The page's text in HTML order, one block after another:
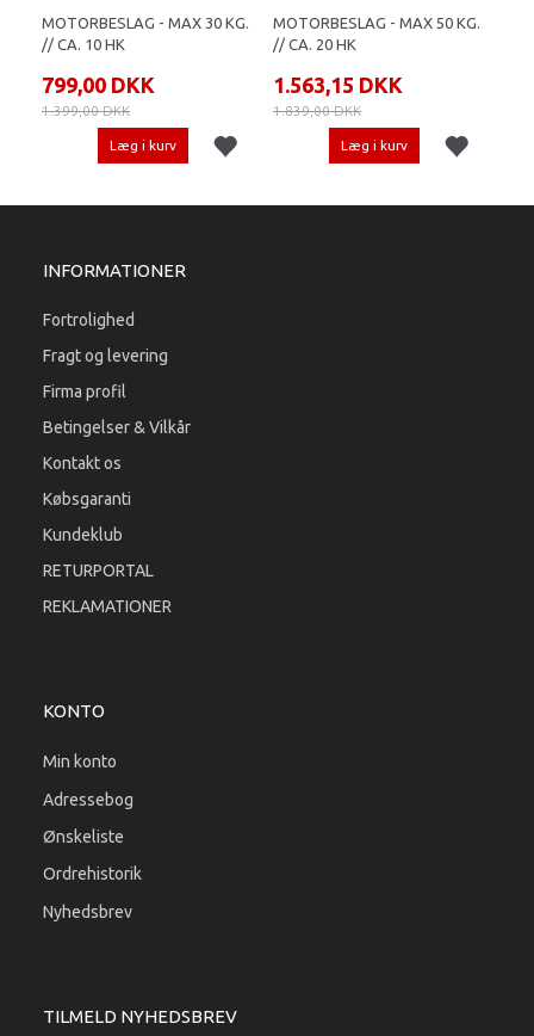
MOTORBESLAG - MAX 30 KG.
// CA. 10 HK
799,00 DKK
1.399,00 DKK
Læg i kurv
MOTORBESLAG - MAX 50 KG.
// CA. 20 HK
1.563,15 DKK
1.839,00 DKK
Læg i kurv
INFORMATIONER
Fortrolighed
Fragt og levering
Firma profil
Betingelser & Vilkår
Kontakt os
Købsgaranti
Kundeklub
RETURPORTAL
REKLAMATIONER
KONTO
Min konto
Adressebog
Ønskeliste
Ordrehistorik
Nyhedsbrev
TILMELD NYHEDSBREV